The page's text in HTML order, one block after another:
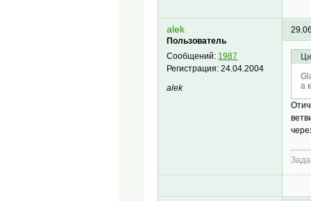
alek
Пользователь
Сообщений: 1987
Регистрация:24.04.2004
alek
а